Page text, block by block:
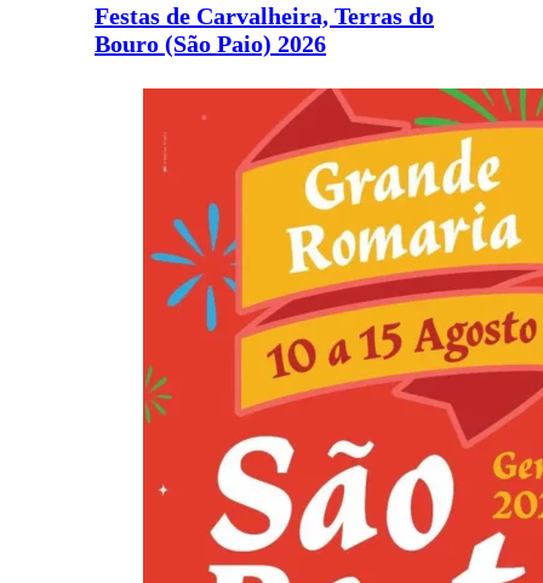
Festas de Carvalheira, Terras do
Bouro (São Paio) 2026